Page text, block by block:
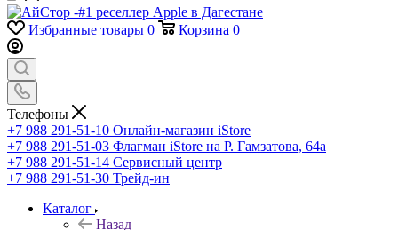
Избранные товары 0 Корзина 0
Телефоны
+7 988 291-51-10 Онлайн-магазин iStore
+7 988 291-51-03 Флагман iStore на Р. Гамзатова, 64а
+7 988 291-51-14 Сервисный центр
+7 988 291-51-30 Трейд-ин
Каталог
Назад